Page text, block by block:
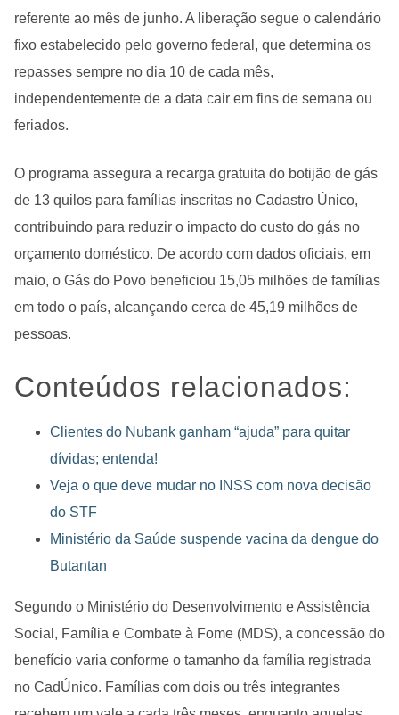
referente ao mês de junho. A liberação segue o calendário
fixo estabelecido pelo governo federal, que determina os
repasses sempre no dia 10 de cada mês,
independentemente de a data cair em fins de semana ou
feriados.
O programa assegura a recarga gratuita do botijão de gás
de 13 quilos para famílias inscritas no Cadastro Único,
contribuindo para reduzir o impacto do custo do gás no
orçamento doméstico. De acordo com dados oficiais, em
maio, o Gás do Povo beneficiou 15,05 milhões de famílias
em todo o país, alcançando cerca de 45,19 milhões de
pessoas.
Conteúdos relacionados:
Clientes do Nubank ganham “ajuda” para quitar
dívidas; entenda!
Veja o que deve mudar no INSS com nova decisão
do STF
Ministério da Saúde suspende vacina da dengue do
Butantan
Segundo o Ministério do Desenvolvimento e Assistência
Social, Família e Combate à Fome (MDS), a concessão do
benefício varia conforme o tamanho da família registrada
no CadÚnico. Famílias com dois ou três integrantes